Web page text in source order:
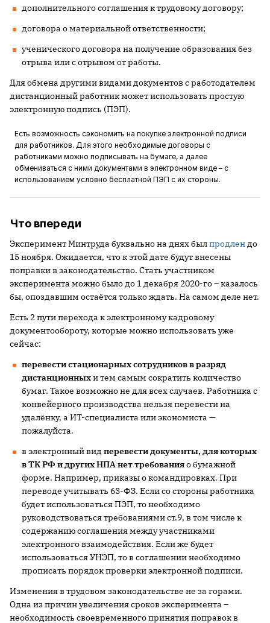
дополнительного соглашения к трудовому договору;
договора о материальной ответственности;
ученического договора на получение образования без
отрыва или с отрывом от работы.
Для обмена другими видами документов с работодателем
дистанционный работник может использовать простую
электронную подпись (ПЭП).
Есть возможность сэкономить на покупке электронной подписи
для работников. Для этого необходимые договоры с
работниками можно подписывать на бумаге, а далее
обмениваться с ними документами в электронном виде – с
использованием условно бесплатной ПЭП с их стороны.
Что впереди
Эксперимент Минтруда буквально на днях былпродлендо
15 ноября. Ожидается, что к этой дате будут внесены
поправки в законодательство. Стать участником
эксперимента можно было до 1 декабря 2020-го – казалось
бы, опоздавшим остаётся только ждать. На самом деле нет.
Есть 2 пути перехода к электронному кадровому
документообороту, которые можно использовать уже
сейчас:
перевести стационарных сотрудников в разряд
дистанционныхи тем самым сократить количество
бумаг. Такое возможно не для всех случаев. Работника с
конвейерного производства нельзя перевести на
удалёнку, а ИТ-специалиста или экономиста —
пожалуйста.
в электронный вид перевести документы, для которых
в ТК РФ и других НПА нет требованияо бумажной
форме. Например, приказы о командировках. При
переводе учитывать 63-ФЗ. Если со стороны работника
будет использоваться ПЭП, то необходимо
руководствоваться требованиями ст.9, в том числе к
содержанию соглашения между участниками
электронного взаимодействия. Если же будет
использоваться УНЭП, то в соглашении необходимо
прописать порядок проверки электронной подписи.
Изменения в трудовом законодательстве не за горами.
Одна из причин увеличения сроков эксперимента –
необходимость своевременного принятия поправок в